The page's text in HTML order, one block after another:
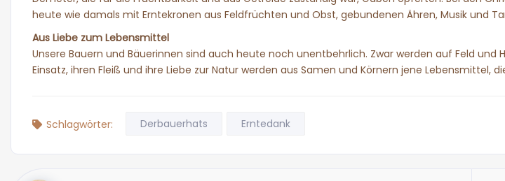
heute wie damals mit Erntekronen aus Feldfrüchten und Obst, gebundenen Ähren, Musik und
Aus Liebe zum Lebensmittel
Unsere Bauern und Bäuerinnen sind auch heute noch unentbehrlich. Zwar werden auf Feld
Einsatz, ihren Fleiß und ihre Liebe zur Natur werden aus Samen und Körnern jene
Schlagwörter: Derbauerhats Erntedank